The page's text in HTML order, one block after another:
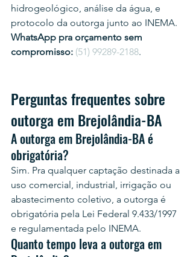
hidrogeológico, análise da água, e
protocolo da outorga junto ao INEMA.
WhatsApp pra orçamento sem
compromisso: (51) 99289-2188.
Perguntas frequentes sobre
outorga em Brejolândia-BA
A outorga em Brejolândia-BA é
obrigatória?
Sim. Pra qualquer captação destinada a
uso comercial, industrial, irrigação ou
abastecimento coletivo, a outorga é
obrigatória pela Lei Federal 9.433/1997
e regulamentada pelo INEMA.
Quanto tempo leva a outorga em